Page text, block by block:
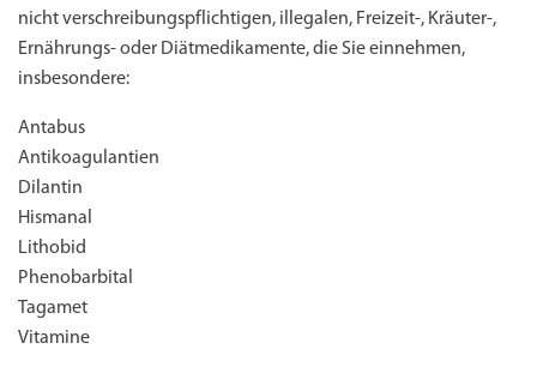
nicht verschreibungspflichtigen, illegalen, Freizeit-, Kräuter-,
Ernährungs- oder Diätmedikamente, die Sie einnehmen,
insbesondere:
Antabus
Antikoagulantien
Dilantin
Hismanal
Lithobid
Phenobarbital
Tagamet
Vitamine